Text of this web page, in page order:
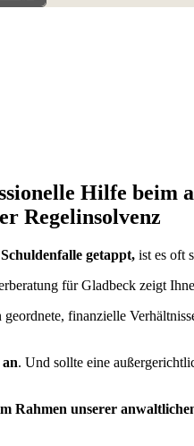
Hilfe beim
Regelinsolvenz
getappt, ist es oft
für Gladbeck zeigt
finanzielle
. Und sollte eine
Rahmen unserer